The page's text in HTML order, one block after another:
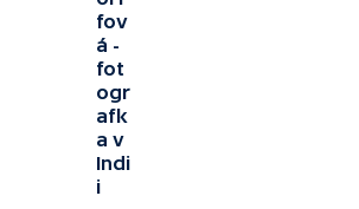
fov
á -
fot
ogr
afk
a v
Indi
i